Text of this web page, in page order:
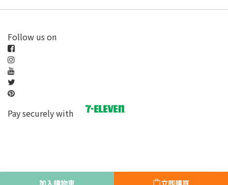
加入購物車 立即購買
Follow us on
Pay securely with